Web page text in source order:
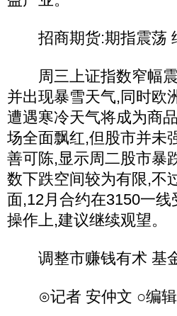
招商期货:期指震荡
周三上证指数窄幅震
并出现暴雪天气,同时欧
遭遇寒冷天气将成为商
场全面飘红,但股市并未
善可陈,显示周二股市暴
数下跌空间较为有限,不
面,12月合约在3150一
操作上,建议继续观望。
调整市赚钱有术 基
⊙记者 安仲文 ○编辑